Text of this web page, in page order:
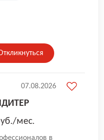
и тем самым
вакансию, то
свое резюме и
мес.
в
07.08.2026